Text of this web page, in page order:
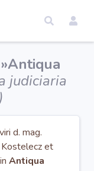
»Antiqua
judiciaria
d. mag.
et
Antiqua